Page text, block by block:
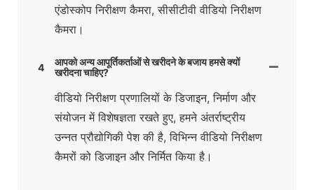
एंडोस्कोप निरीक्षण कैमरा, सीसीटीवी वीडियो निरीक्षण
कैमरा।
4
आपको अन्य आपूर्तिकर्ताओं से खरीदने के बजाय हमसे क्यों
खरीदना चाहिए?
वीडियो निरीक्षण प्रणालियों के डिजाइन, निर्माण और
संयोजन में विशेषज्ञता रखते हुए, हमने अंतर्राष्ट्रीय
उन्नत प्रौद्योगिकी पेश की है, विभिन्न वीडियो निरीक्षण
कैमरों को डिजाइन और निर्मित किया है।